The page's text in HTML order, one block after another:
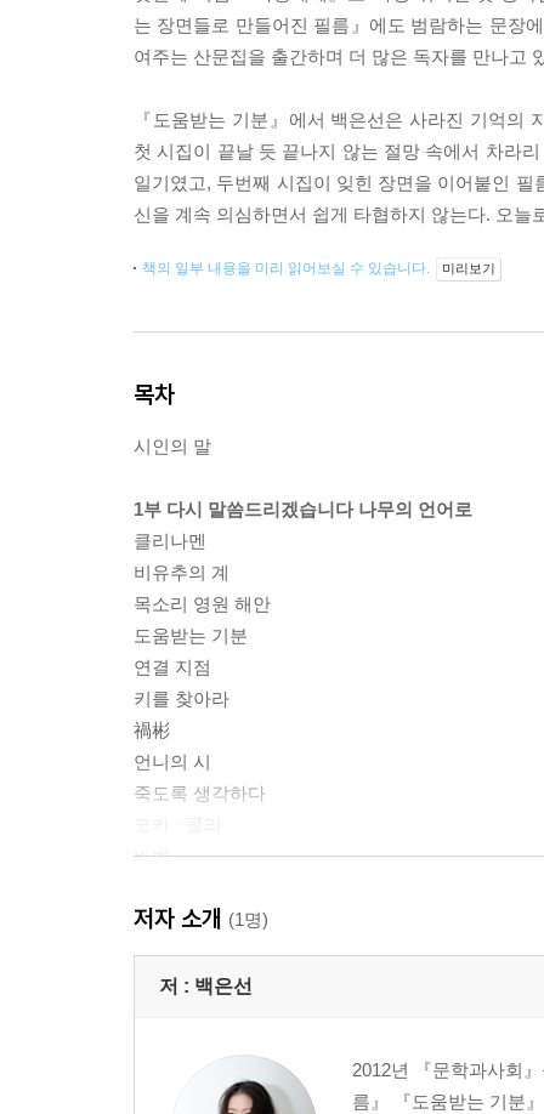
는 장면들로 만들어진 필름』에도 범람하는 문장
여주는 산문집을 출간하며 더 많은 독자를 만나고
『도움받는 기분』에서 백은선은 사라진 기억의
첫 시집이 끝날 듯 끝나지 않는 절망 속에서 차라
일기였고, 두번째 시집이 잊힌 장면을 이어붙인
신을 계속 의심하면서 쉽게 타협하지 않는다. 오늘
책의 일부 내용을 미리 읽어보실 수 있습니다. 미리보기
목차
시인의 말
1부 다시 말씀드리겠습니다 나무의 언어로
클리나멘
비유추의 계
목소리 영원 해안
도움받는 기분
연결 지점
키를 찾아라
禍彬
언니의 시
죽도록 생각하다
바벨
반복과 나열
2부 선물의 형식으로 아픔을 줄게
사랑은 보라색일 것 같다
저자 소개 (1명)
저 : 백은선
2012년 『문학과사회
름』 『도움받는 기분